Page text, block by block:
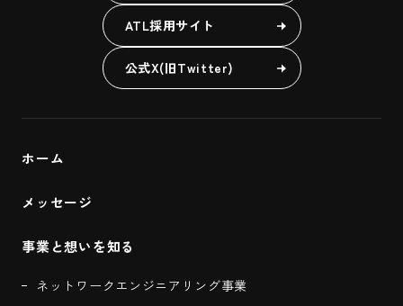
ATL採用サイト
公式X(旧Twitter)
ホーム
メッセージ
事業と想いを知る
ネットワークエンジニアリング事業